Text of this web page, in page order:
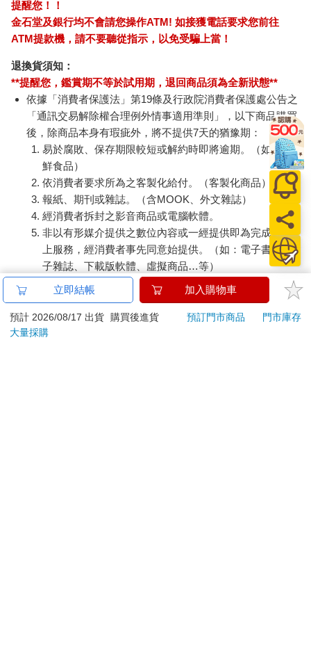
提醒您！！
金石堂及銀行均不會請您操作ATM! 如接獲電話要求您前往
ATM提款機，請不要聽從指示，以免受騙上當！
退換貨須知：
**提醒您，鑑賞期不等於試用期，退回商品須為全新狀態**
依據「消費者保護法」第19條及行政院消費者保護處公告之
「通訊交易解除權合理例外情事適用準則」，以下商品購買
後，除商品本身有瑕疵外，將不提供7天的猶豫期：
易於腐敗、保存期限較短或解約時即將逾期。（如：生
鮮食品）
依消費者要求所為之客製化給付。（客製化商品）
報紙、期刊或雜誌。（含MOOK、外文雜誌）
經消費者拆封之影音商品或電腦軟體。
非以有形媒介提供之數位內容或一經提供即為完成之線
上服務，經消費者事先同意始提供。（如：電子書、電
子雜誌、下載版軟體、虛擬商品…等）
已拆封之個人衛生用品。（如：內衣褲、刮鬍刀、除毛
若非上列種類商品，均享有到貨7天的猶豫期（含例假
日）。
立即結帳 加入購物車
預計 2026/08/17 出貨 購買後進貨 預訂門市商品
門市庫存
大量採購